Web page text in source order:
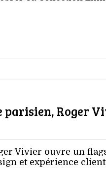
Roger
Vivier ouvre un
et expérience